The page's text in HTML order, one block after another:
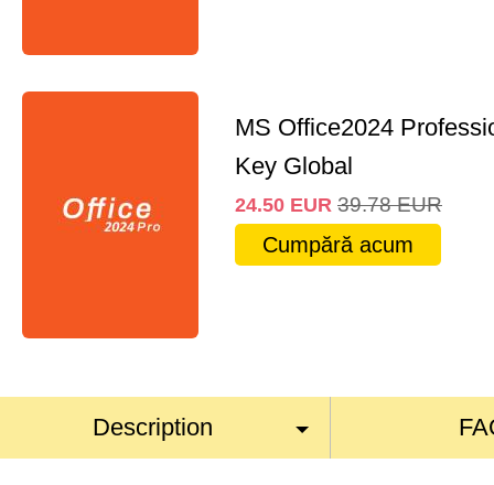
MS Office2024
Key Global
24.50 EUR 39.78 EUR
Cumpără acum
Description